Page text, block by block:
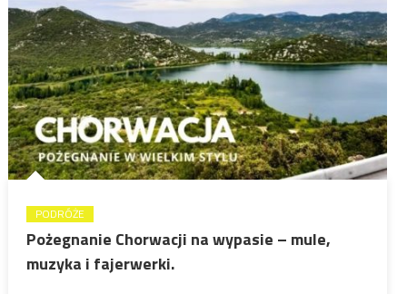
PODRÓŻE
Pożegnanie Chorwacji na wypasie – mule,
muzyka i fajerwerki.